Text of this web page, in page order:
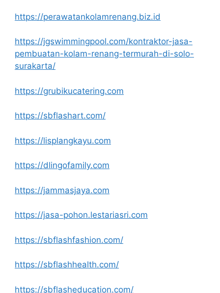
https://perawatankolamrenang.biz.id
https://jgswimmingpool.com/kontraktor-jasa-
pembuatan-kolam-renang-termurah-di-solo-
surakarta/
https://grubikucatering.com
https://sbflashart.com/
https://lisplangkayu.com
https://dlingofamily.com
https://jammasjaya.com
https://jasa-pohon.lestariasri.com
https://sbflashfashion.com/
https://sbflashhealth.com/
https://sbflasheducation.com/